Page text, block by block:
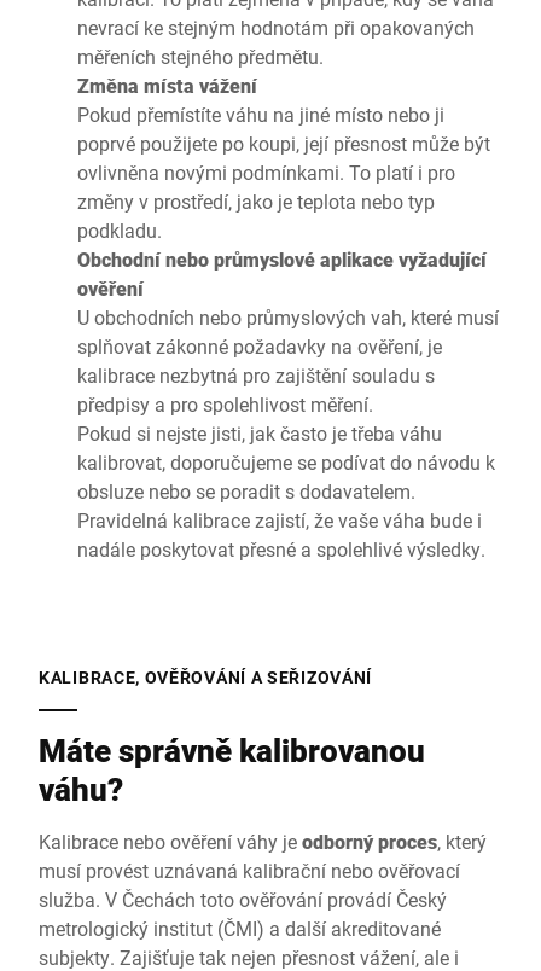
nevrací ke stejným hodnotám při opakovaných
měřeních stejného předmětu.
Změna místa vážení
Pokud přemístíte váhu na jiné místo nebo ji
poprvé použijete po koupi, její přesnost může být
ovlivněna novými podmínkami. To platí i pro
změny v prostředí, jako je teplota nebo typ
podkladu.
Obchodní nebo průmyslové aplikace vyžadující
ověření
U obchodních nebo průmyslových vah, které musí
splňovat zákonné požadavky na ověření, je
kalibrace nezbytná pro zajištění souladu s
předpisy a pro spolehlivost měření.
Pokud si nejste jisti, jak často je třeba váhu
kalibrovat, doporučujeme se podívat do návodu k
obsluze nebo se poradit s dodavatelem.
Pravidelná kalibrace zajistí, že vaše váha bude i
nadále poskytovat přesné a spolehlivé výsledky.
KALIBRACE, OVĚŘOVÁNÍ A SEŘIZOVÁNÍ
Máte správně kalibrovanou
váhu?
Kalibrace nebo ověření váhy jeodborný proces, který
musí provést uznávaná kalibrační nebo ověřovací
služba. V Čechách toto ověřování provádí Český
metrologický institut (ČMI) a další akreditované
subjekty. Zajišťuje tak nejen přesnost vážení, ale i